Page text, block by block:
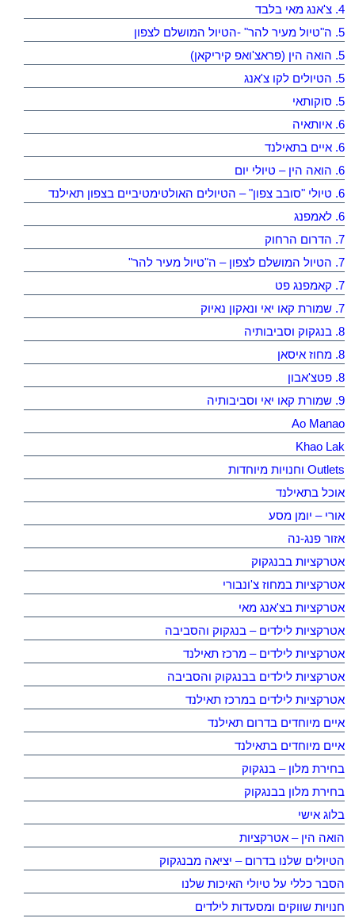
4. צ'אנג מאי בלבד
5. ה"טיול מעיר להר" -הטיול המושלם לצפון
5. הואה הין (פראצ'ואפ קיריקאן)
5. הטיולים לקו צ'אנג
5. סוקותאי
6. איותאיה
6. איים בתאילנד
6. הואה הין – טיולי יום
6. טיולי "סובב צפון" – הטיולים האולטימטיביים בצפון תאילנד
6. לאמפנג
7. הדרום הרחוק
7. הטיול המושלם לצפון – ה"טיול מעיר להר"
7. קאמפנג פט
7. שמורת קאו יאי ונאקון נאיוק
8. בנגקוק וסביבותיה
8. מחוז איסאן
8. פטצ'אבון
9. שמורת קאו יאי וסביבותיה
Ao Manao
Khao Lak
Outlets וחנויות מיוחדות
אוכל בתאילנד
אורי – יומן מסע
אזור פנג-נה
אטרקציות בבנגקוק
אטרקציות במחוז צ'ונבורי
אטרקציות בצ'אנג מאי
אטרקציות לילדים – בנגקוק והסביבה
אטרקציות לילדים – מרכז תאילנד
אטרקציות לילדים בבנגקוק והסביבה
אטרקציות לילדים במרכז תאילנד
איים מיוחדים בדרום תאילנד
איים מיוחדים בתאילנד
בחירת מלון – בנגקוק
בחירת מלון בבנגקוק
בלוג אישי
הואה הין – אטרקציות
הטיולים שלנו בדרום – יציאה מבנגקוק
הסבר כללי על טיולי האיכות שלנו
חנויות שווקים ומסעדות לילדים